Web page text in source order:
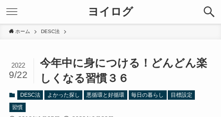
ヨイログ
ホーム DESC法
今年中に身につける！どんどん楽
しくなる習慣３６
2022
9/22
DESC法 よかった探し 悪循環と好循環 毎日の暮らし 目標設定
習慣